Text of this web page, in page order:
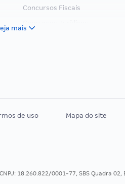
Concursos Fiscais
Residência Multiprofissional
mais
de uso Mapa do site
18.260.822/0001-77, SBS Quadra